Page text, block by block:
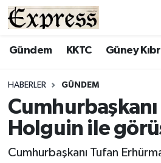
Gündem KKTC Güney
HABERLER GÜNDEM
Holguin ile
Cumhurbaşkanı Tufan
ALAYKÖY
BİLİM
ÇATALKÖY
Hava Durumu
Süper Lig Puan Durumu
Tüm Manşetler